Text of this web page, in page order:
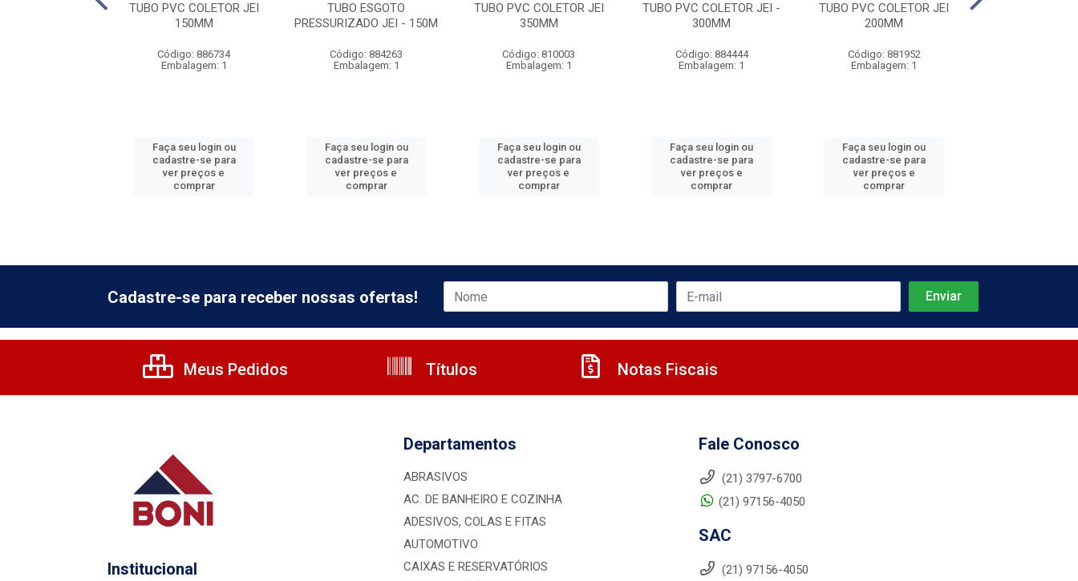
TUBO PVC COLETOR JEI
150MM
Código: 886734
Embalagem: 1
Faça seu login ou
cadastre-se para
ver preços e
comprar
TUBO ESGOTO
PRESSURIZADO JEI - 150M
Código: 884263
Embalagem: 1
Faça seu login ou
cadastre-se para
ver preços e
comprar
TUBO PVC COLETOR JEI
350MM
Código: 810003
Embalagem: 1
Faça seu login ou
cadastre-se para
ver preços e
comprar
TUBO PVC COLETOR JEI -
300MM
Código: 884444
Embalagem: 1
Faça seu login ou
cadastre-se para
ver preços e
comprar
TUBO PVC COLETOR JEI
200MM
Código: 881952
Embalagem: 1
Faça seu login ou
cadastre-se para
ver preços e
comprar
Cadastre-se para receber nossas ofertas!
Meus Pedidos Títulos Notas Fiscais
Institucional
Departamentos
ABRASIVOS
AC. DE BANHEIRO E COZINHA
ADESIVOS, COLAS E FITAS
AUTOMOTIVO
CAIXAS E RESERVATÓRIOS
Fale Conosco
(21) 3797-6700
(21) 97156-4050
SAC
(21) 97156-4050